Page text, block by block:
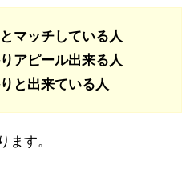
マッチしている人
アピール出来る人
と出来ている人
ます。